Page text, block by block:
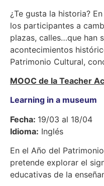
¿Te gusta la historia?
los participantes a
plazas, calles…que han
acontecimientos
Patrimonio Cultural,
MOOC de la Teacher
Learning in a museum
Fecha: 19/03 al 18/04
Idioma: Inglés
En el Año del
pretende explorar el
educativas de la